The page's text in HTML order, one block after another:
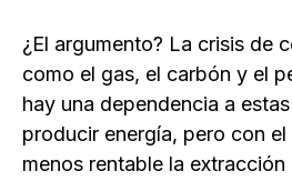
¿El argumento? La crisis de
como el gas, el carbón y el
hay una dependencia a
producir energía, pero con
menos rentable la